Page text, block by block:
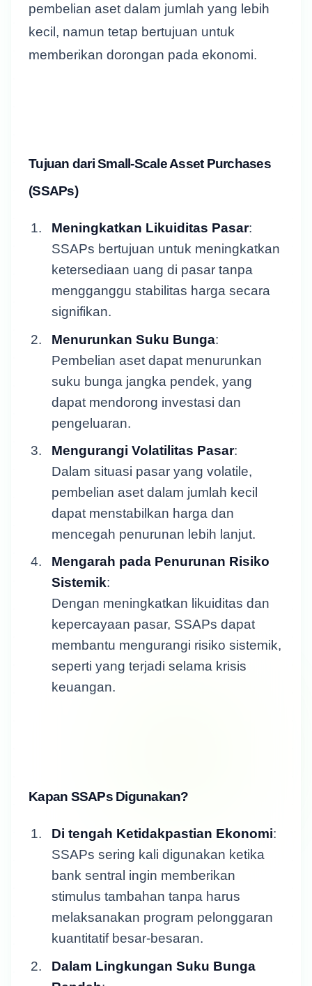
pembelian aset dalam jumlah yang lebih
kecil, namun tetap bertujuan untuk
memberikan dorongan pada ekonomi.
Tujuan dari Small-Scale Asset Purchases
(SSAPs)
Meningkatkan Likuiditas Pasar:
SSAPs bertujuan untuk meningkatkan
ketersediaan uang di pasar tanpa
mengganggu stabilitas harga secara
signifikan.
Menurunkan Suku Bunga:
Pembelian aset dapat menurunkan
suku bunga jangka pendek, yang
dapat mendorong investasi dan
pengeluaran.
Mengurangi Volatilitas Pasar:
Dalam situasi pasar yang volatile,
pembelian aset dalam jumlah kecil
dapat menstabilkan harga dan
mencegah penurunan lebih lanjut.
Mengarah pada Penurunan Risiko
Sistemik:
Dengan meningkatkan likuiditas dan
kepercayaan pasar, SSAPs dapat
membantu mengurangi risiko sistemik,
seperti yang terjadi selama krisis
keuangan.
Kapan SSAPs Digunakan?
Di tengah Ketidakpastian Ekonomi:
SSAPs sering kali digunakan ketika
bank sentral ingin memberikan
stimulus tambahan tanpa harus
melaksanakan program pelonggaran
kuantitatif besar-besaran.
Dalam Lingkungan Suku Bunga